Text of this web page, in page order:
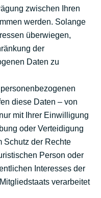
zwischen Ihren
werden. Solange
überwiegen,
der
Daten zu
diese Daten – von
mit Ihrer Einwilligung
oder Verteidigung
Schutz der Rechte
Person oder
Interesses der
verarbeitet